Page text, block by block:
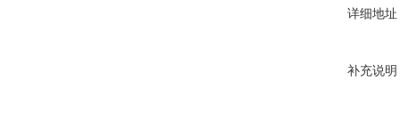
详细地址
补充说明